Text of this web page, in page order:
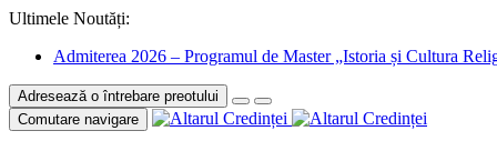
Ultimele Noutăți:
Admiterea 2026 – Programul de Master „Istoria și Cultura
Adresează o întrebare preotului
Comutare navigare